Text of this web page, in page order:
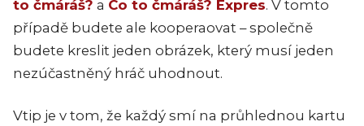
to čmáráš? a Co to čmáráš? Expres. V tomto
případě budete ale kooperaovat – společně
budete kreslit jeden obrázek, který musí jeden
nezúčastněný hráč uhodnout.
Vtip je v tom, že každý smí na průhlednou kartu